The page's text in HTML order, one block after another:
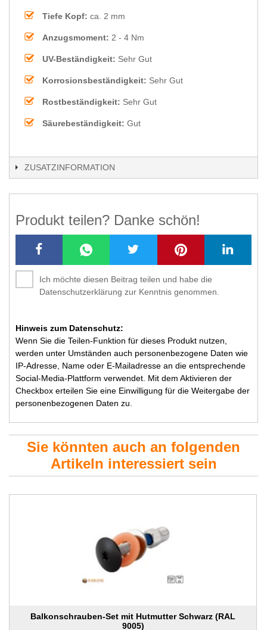
Tiefe Kopf: ca. 2 mm
Anzugsmoment: 2 - 4 Nm
UV-Beständigkeit: Sehr Gut
Korrosionsbeständigkeit: Sehr Gut
Rostbeständigkeit: Sehr Gut
Säurebeständigkeit: Gut
ZUSATZINFORMATION
Produkt teilen? Danke schön!
Ich möchte diesen Beitrag teilen und habe die
Datenschutzerklärung zur Kenntnis genommen.
Hinweis zum Datenschutz:
Wenn Sie die Teilen-Funktion für dieses Produkt nutzen,
werden unter Umständen auch personenbezogene Daten wie
IP-Adresse, Name oder E-Mailadresse an die entsprechende
Social-Media-Plattform verwendet. Mit dem Aktivieren der
Checkbox erteilen Sie eine Einwilligung für die Weitergabe der
personenbezogenen Daten zu.
Sie könnten auch an folgenden
Artikeln interessiert sein
Balkonschrauben-Set mit Hutmutter Schwarz (RAL
9005)